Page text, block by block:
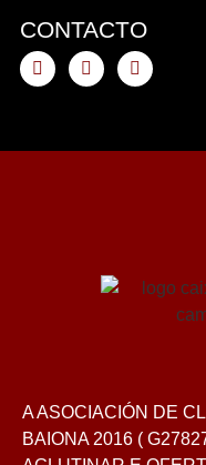
CONTACTO
A ASOCIACIÓN DE
BAIONA 2016 (